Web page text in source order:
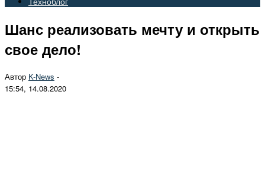
Шанс реализовать мечту и открыть
свое дело!
Автор K-News -
15:54, 14.08.2020